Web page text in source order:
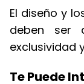
El diseño y
deben ser
exclusividad
Te Puede